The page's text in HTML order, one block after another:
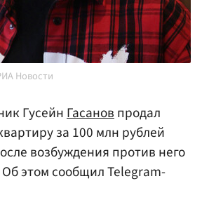
Новости
ГусейнГасановпродал
за 100 млн рублей
возбуждения против него
Об этом сообщил Telegram-